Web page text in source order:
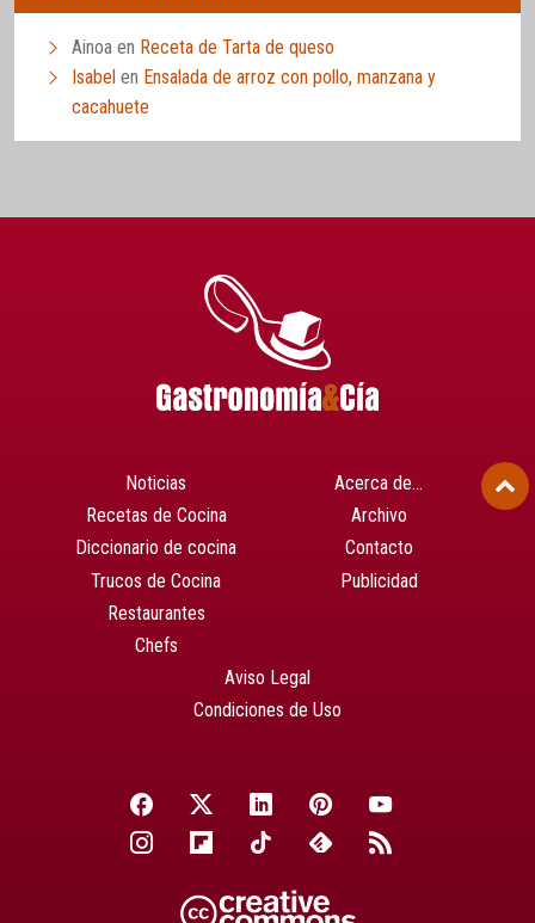
Ainoa en Receta de Tarta de queso
Isabel en Ensalada de arroz con pollo, manzana y
cacahuete
Noticias
Recetas de Cocina
Diccionario de cocina
Trucos de Cocina
Restaurantes
Chefs
Acerca de…
Archivo
Contacto
Publicidad
Aviso Legal
Condiciones de Uso